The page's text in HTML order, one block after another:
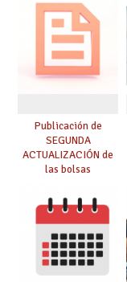
Publicación de
SEGUNDA
ACTUALIZACIÓN de
las bolsas
Cuerpo de Maestros
de especialidades
convocadas a
oposición